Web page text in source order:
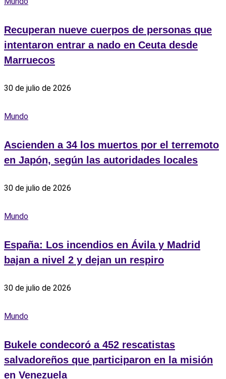
Recuperan nueve cuerpos de personas que
intentaron entrar a nado en Ceuta desde
Marruecos
30 de julio de 2026
Mundo
Ascienden a 34 los muertos por el terremoto
en Japón, según las autoridades locales
30 de julio de 2026
Mundo
España: Los incendios en Ávila y Madrid
bajan a nivel 2 y dejan un respiro
30 de julio de 2026
Mundo
Bukele condecoró a 452 rescatistas
salvadoreños que participaron en la misión
en Venezuela